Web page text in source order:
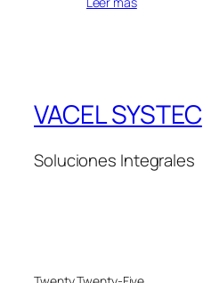
VACEL SYSTEC
Soluciones Integrales